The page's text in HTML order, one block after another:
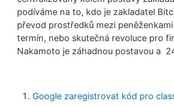
podíváme na to, kdo je zakladatel
převod prostředků mezi
termín, nebo skutečná revoluce pro
Nakamoto je záhadnou postavou a
Google zaregistrovat kód pro